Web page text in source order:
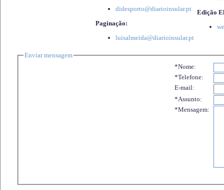
didesporto@diarioinsular.pt
Paginação:
luisalmeida@diarioinsular.pt
Edição
Enviar mensagem
*Nome:
*Telefone:
E-mail:
*Assunto:
*Mensagem: